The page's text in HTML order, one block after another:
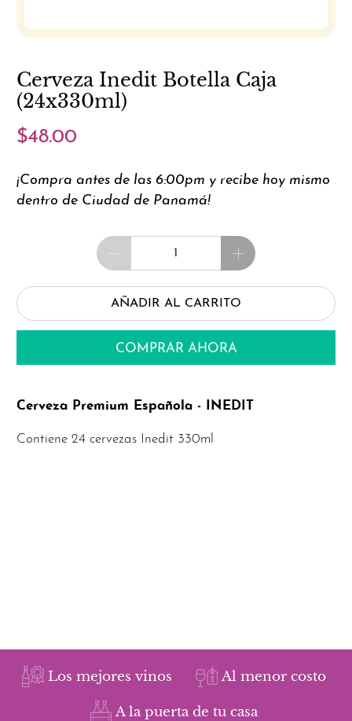
Cerveza Inedit Botella Caja
(24x330ml)
$48.00
¡Compra antes de las 6:00pm y recibe hoy mismo
dentro de Ciudad de Panamá!
Cantidad
AÑADIR AL CARRITO
COMPRAR AHORA
Cerveza Premium Española - INEDIT
Contiene 24 cervezas Inedit 330ml
Los mejores vinos Al menor costo
A la puerta de tu casa